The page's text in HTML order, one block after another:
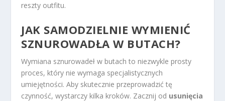
reszty outfitu.
JAK SAMODZIELNIE WYMIENIĆ
SZNUROWADŁA W BUTACH?
Wymiana sznurowadeł w butach to niezwykle prosty
proces, który nie wymaga specjalistycznych
umiejętności. Aby skutecznie przeprowadzić tę
czynność, wystarczy kilka kroków. Zacznij od usunięcia